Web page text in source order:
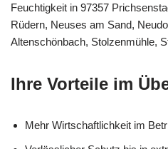
Feuchtigkeit in 97357
Rüdern, Neuses am Sand,
Altenschönbach, Stolzenmühle,
Ihre Vorteile im
Mehr Wirtschaftlichkeit im